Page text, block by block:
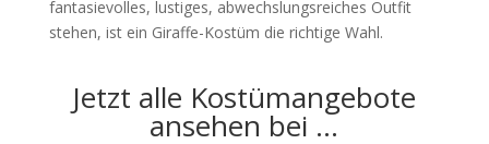
fantasievolles, lustiges, abwechslungsreiches Outfit
stehen, ist ein Giraffe-Kostüm die richtige Wahl.
Jetzt alle Kostümangebote
ansehen bei …